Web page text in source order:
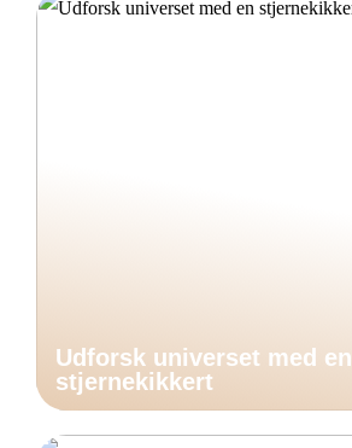
Udforsk universet med en
stjernekikkert